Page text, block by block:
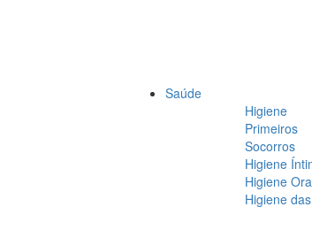
Saúde
Higiene
Primeiros
Socorros
Higiene
Higiene
Higiene